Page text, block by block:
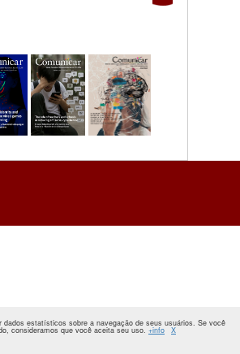
estatísticos sobre a navegação de seus usuários. Se você
consideramos que você aceita seu uso. +info X